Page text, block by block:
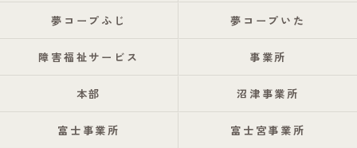
夢コープふじ 夢コープいた
障害福祉サービス 事業所
本部 沼津事業所
富士事業所 富士宮事業所